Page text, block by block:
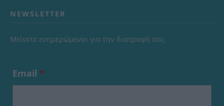
NEWSLETTER
Μείνετε ενημερώμενοι για την διατροφή σας
Email *